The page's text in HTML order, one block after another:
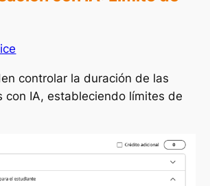
controlar la duración de las
con IA, estableciendo límites de